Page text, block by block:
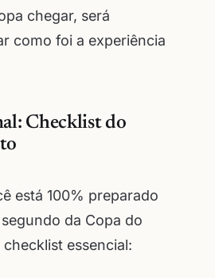
chegar, será
como foi a experiência
Checklist do
está 100% preparado
da Copa do
essencial: